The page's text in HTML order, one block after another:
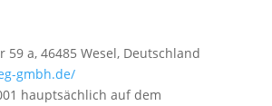
59 a, 46485 Wesel, Deutschland
gmbh.de/
hauptsächlich auf dem